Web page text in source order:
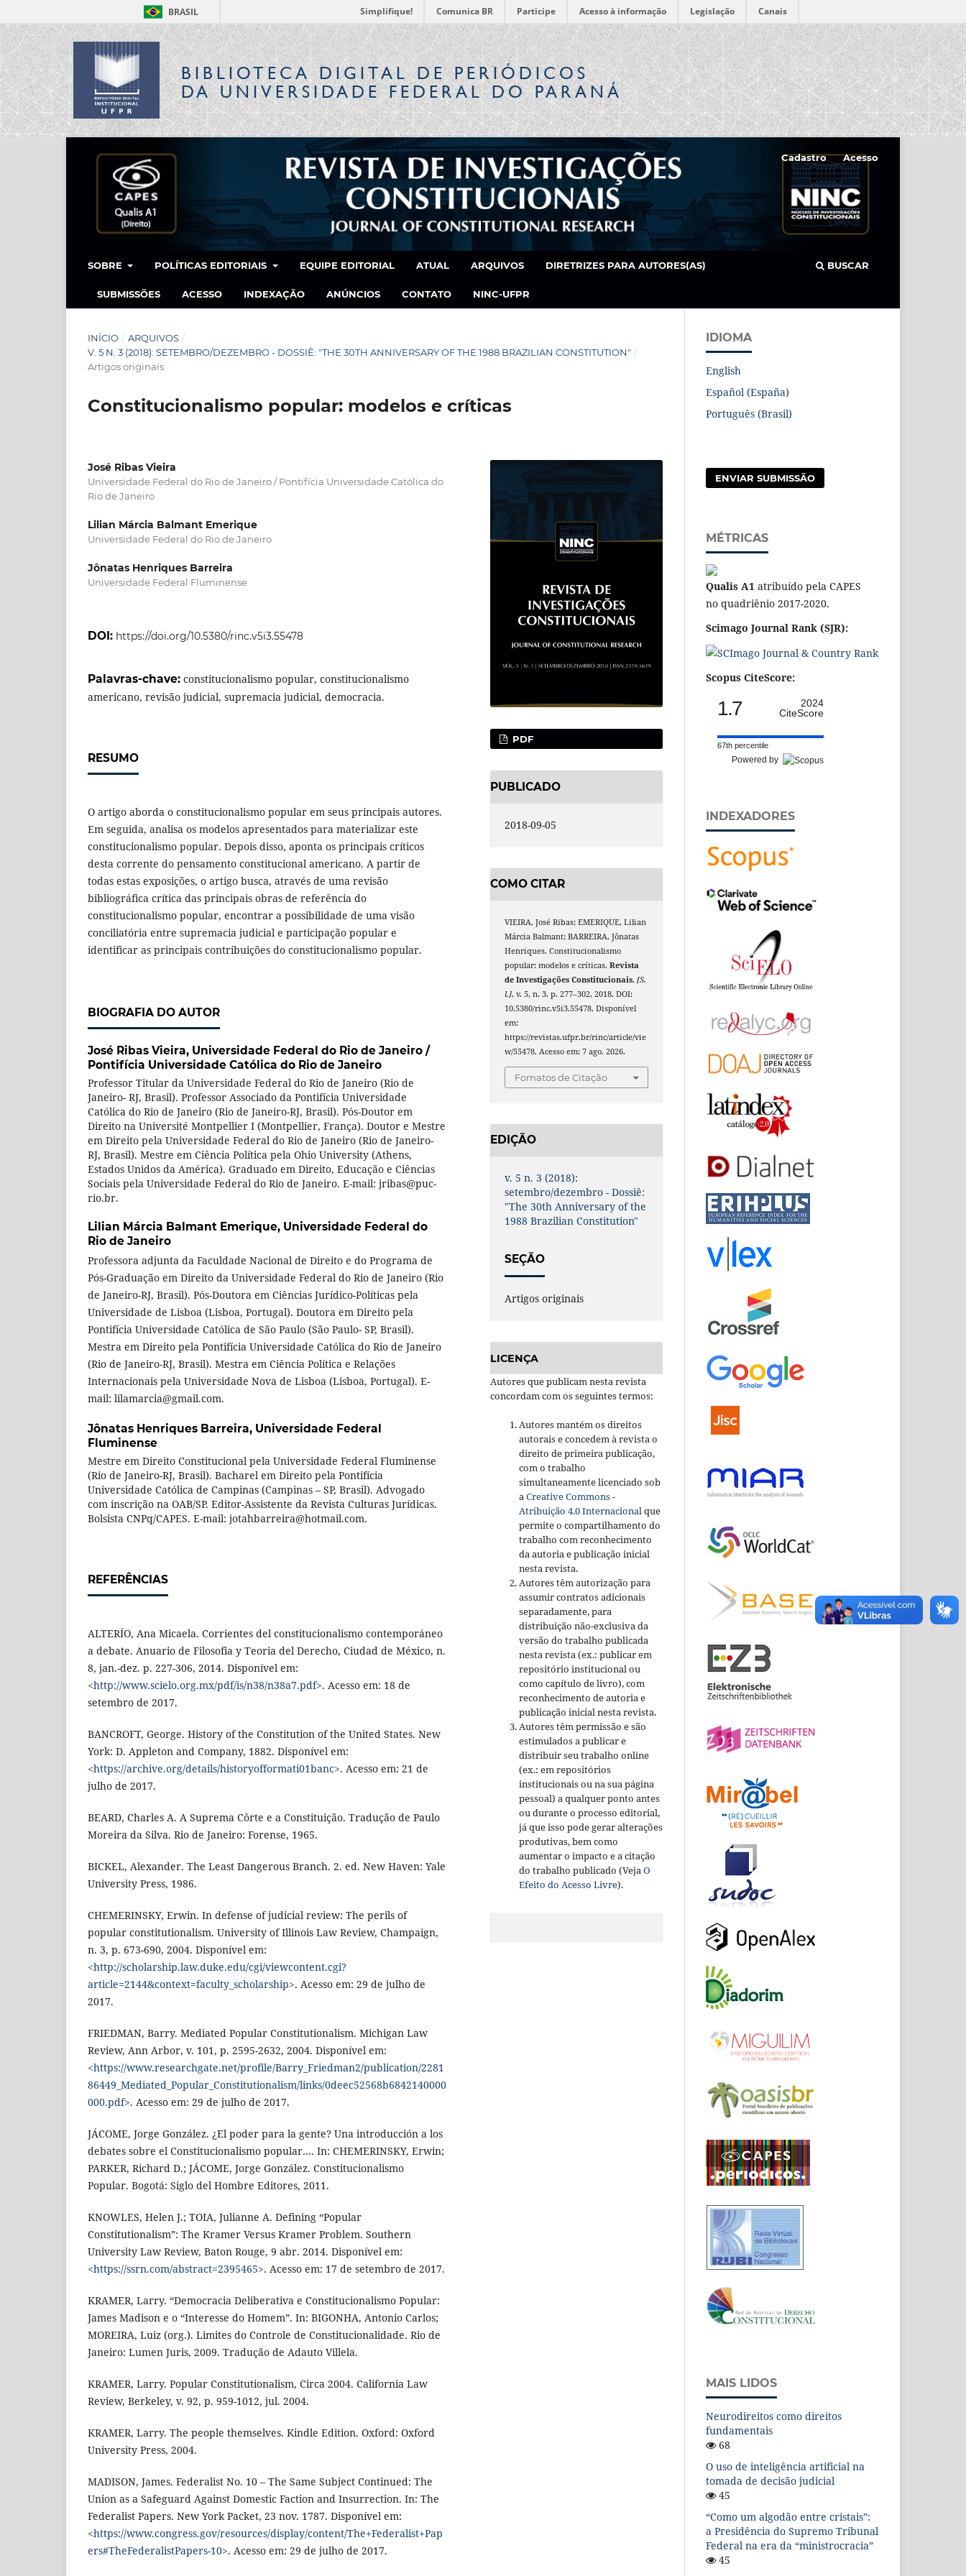
BRASIL Simplifique! Comunica BR Participe Acesso à informação Legislação Canais
BIBLIOTECA DIGITALDE PERIÓDICOS
DA UNIVERSIDADE FEDERAL DO PARANÁ
SOBRE POLÍTICAS EDITORIAIS EQUIPE EDITORIAL ATUAL ARQUIVOS DIRETRIZES PARA AUTORES(AS)
SUBMISSÕES ACESSO INDEXAÇÃO ANÚNCIOS CONTATO NINC-UFPR
BUSCAR
Cadastro Acesso
INÍCIO / ARQUIVOS /
V. 5 N. 3 (2018): SETEMBRO/DEZEMBRO - DOSSIÊ: "THE 30TH ANNIVERSARY OF THE 1988 BRAZILIAN CONSTITUTION" /
Artigos originais
Constitucionalismo popular: modelos e críticas
José Ribas Vieira
Universidade Federal do Rio de Janeiro / Pontifícia Universidade Católica do
Rio de Janeiro
Lilian Márcia Balmant Emerique
Universidade Federal do Rio de Janeiro
Jônatas Henriques Barreira
Universidade Federal Fluminense
DOI: https://doi.org/10.5380/rinc.v5i3.55478
Palavras-chave: constitucionalismo popular, constitucionalismo
americano, revisão judicial, supremacia judicial, democracia.
RESUMO
O artigo aborda o constitucionalismo popular em seus principais autores.
Em seguida, analisa os modelos apresentados para materializar este
constitucionalismo popular. Depois disso, aponta os principais críticos
desta corrente do pensamento constitucional americano. A partir de
todas estas exposições, o artigo busca, através de uma revisão
bibliográfica crítica das principais obras de referência do
constitucionalismo popular, encontrar a possibilidade de uma visão
conciliatória entre supremacia judicial e participação popular e
identificar as principais contribuições do constitucionalismo popular.
BIOGRAFIA DO AUTOR
José Ribas Vieira, Universidade Federal do Rio de Janeiro /
Pontifícia Universidade Católica do Rio de Janeiro
Professor Titular da Universidade Federal do Rio de Janeiro (Rio de
Janeiro- RJ, Brasil). Professor Associado da Pontifícia Universidade
Católica do Rio de Janeiro (Rio de Janeiro-RJ, Brasil). Pós-Doutor em
Direito na Université Montpellier I (Montpellier, França). Doutor e Mestre
em Direito pela Universidade Federal do Rio de Janeiro (Rio de Janeiro-
RJ, Brasil). Mestre em Ciência Política pela Ohio University (Athens,
Estados Unidos da América). Graduado em Direito, Educação e Ciências
Sociais pela Universidade Federal do Rio de Janeiro. E-mail: jribas@puc-
rio.br.
Lilian Márcia Balmant Emerique, Universidade Federal do
Rio de Janeiro
Professora adjunta da Faculdade Nacional de Direito e do Programa de
Pós-Graduação em Direito da Universidade Federal do Rio de Janeiro (Rio
de Janeiro-RJ, Brasil). Pós-Doutora em Ciências Jurídico-Políticas pela
Universidade de Lisboa (Lisboa, Portugal). Doutora em Direito pela
Pontifícia Universidade Católica de São Paulo (São Paulo- SP, Brasil).
Mestra em Direito pela Pontifícia Universidade Católica do Rio de Janeiro
(Rio de Janeiro-RJ, Brasil). Mestra em Ciência Política e Relações
Internacionais pela Universidade Nova de Lisboa (Lisboa, Portugal). E-
mail: lilamarcia@gmail.com.
Jônatas Henriques Barreira, Universidade Federal
Fluminense
Mestre em Direito Constitucional pela Universidade Federal Fluminense
(Rio de Janeiro-RJ, Brasil). Bacharel em Direito pela Pontifícia
Universidade Católica de Campinas (Campinas – SP, Brasil). Advogado
com inscrição na OAB/SP. Editor-Assistente da Revista Culturas Jurídicas.
Bolsista CNPq/CAPES. E-mail: jotahbarreira@hotmail.com.
REFERÊNCIAS
ALTERÍO, Ana Micaela. Corrientes del constitucionalismo contemporáneo
a debate. Anuario de Filosofia y Teoria del Derecho, Ciudad de México, n.
8, jan.-dez. p. 227-306, 2014. Disponível em:
<http://www.scielo.org.mx/pdf/is/n38/n38a7.pdf>. Acesso em: 18 de
setembro de 2017.
BANCROFT, George. History of the Constitution of the United States. New
York: D. Appleton and Company, 1882. Disponível em:
<https://archive.org/details/historyofformati01banc>. Acesso em: 21 de
julho de 2017.
BEARD, Charles A. A Suprema Côrte e a Constituição. Tradução de Paulo
Moreira da Silva. Rio de Janeiro: Forense, 1965.
BICKEL, Alexander. The Least Dangerous Branch. 2. ed. New Haven: Yale
University Press, 1986.
CHEMERINSKY, Erwin. In defense of judicial review: The perils of
popular constitutionalism. University of Illinois Law Review, Champaign,
n. 3, p. 673-690, 2004. Disponível em:
<http://scholarship.law.duke.edu/cgi/viewcontent.cgi?
article=2144&context=faculty_scholarship>. Acesso em: 29 de julho de
2017.
FRIEDMAN, Barry. Mediated Popular Constitutionalism. Michigan Law
Review, Ann Arbor, v. 101, p. 2595-2632, 2004. Disponível em:
<https://www.researchgate.net/profile/Barry_Friedman2/publication/2281
86449_Mediated_Popular_Constitutionalism/links/0deec52568b6842140000
000.pdf>. Acesso em: 29 de julho de 2017.
JÁCOME, Jorge González. ¿El poder para la gente? Una introducción a los
debates sobre el Constitucionalismo popular…. In: CHEMERINSKY, Erwin;
PARKER, Richard D.; JÁCOME, Jorge González. Constitucionalismo
Popular. Bogotá: Siglo del Hombre Editores, 2011.
KNOWLES, Helen J.; TOIA, Julianne A. Defining “Popular
Constitutionalism”: The Kramer Versus Kramer Problem. Southern
University Law Review, Baton Rouge, 9 abr. 2014. Disponível em:
<https://ssrn.com/abstract=2395465>. Acesso em: 17 de setembro de 2017.
KRAMER, Larry. “Democracia Deliberativa e Constitucionalismo Popular:
James Madison e o “Interesse do Homem”. In: BIGONHA, Antonio Carlos;
MOREIRA, Luiz (org.). Limites do Controle de Constitucionalidade. Rio de
Janeiro: Lumen Juris, 2009. Tradução de Adauto Villela.
KRAMER, Larry. Popular Constitutionalism, Circa 2004. California Law
Review, Berkeley, v. 92, p. 959-1012, jul. 2004.
KRAMER, Larry. The people themselves. Kindle Edition. Oxford: Oxford
University Press, 2004.
MADISON, James. Federalist No. 10 – The Same Subject Continued: The
Union as a Safeguard Against Domestic Faction and Insurrection. In: The
Federalist Papers. New York Packet, 23 nov. 1787. Disponível em:
<https://www.congress.gov/resources/display/content/The+Federalist+Pap
ers#TheFederalistPapers-10>. Acesso em: 29 de julho de 2017.
PDF
PUBLICADO
2018-09-05
COMO CITAR
VIEIRA, José Ribas; EMERIQUE, Lilian
Márcia Balmant; BARREIRA, Jônatas
Henriques. Constitucionalismo
popular: modelos e críticas.Revista
de Investigações Constitucionais,[S.
l.], v. 5, n. 3, p. 277–302, 2018. DOI:
10.5380/rinc.v5i3.55478. Disponível
em:
https://revistas.ufpr.br/rinc/article/vie
w/55478. Acesso em: 7 ago. 2026.
Fomatos de Citação
EDIÇÃO
v. 5 n. 3 (2018):
setembro/dezembro - Dossiê:
"The 30th Anniversary of the
1988 Brazilian Constitution"
SEÇÃO
Artigos originais
LICENÇA
Autores que publicam nesta revista
concordam com os seguintes termos:
Autores mantém os direitos
autorais e concedem à revista o
direito de primeira publicação,
com o trabalho
simultaneamente licenciado sob
aCreative Commons -
Atribuição 4.0 Internacionalque
permite o compartilhamento do
trabalho com reconhecimento
da autoria e publicação inicial
nesta revista.
Autores têm autorização para
assumir contratos adicionais
separadamente, para
distribuição não-exclusiva da
versão do trabalho publicada
nesta revista (ex.: publicar em
repositório institucional ou
como capítulo de livro), com
reconhecimento de autoria e
publicação inicial nesta revista.
Autores têm permissão e são
estimulados a publicar e
distribuir seu trabalho online
(ex.: em repositórios
institucionais ou na sua página
pessoal) a qualquer ponto antes
ou durante o processo editorial,
já que isso pode gerar alterações
produtivas, bem como
aumentar o impacto e a citação
do trabalho publicado (VejaO
Efeito do Acesso Livre).
IDIOMA
English
Español (España)
Português (Brasil)
ENVIAR SUBMISSÃO
MÉTRICAS
Qualis A1 atribuído pela CAPES
no quadriênio 2017-2020.
Scimago Journal Rank (SJR):
Scopus CiteScore:
1.7
2024
CiteScore
67th percentile
Powered by
INDEXADORES
MAIS LIDOS
Neurodireitos como direitos
fundamentais
68
O uso de inteligência artificial na
tomada de decisão judicial
45
“Como um algodão entre cristais”:
a Presidência do Supremo Tribunal
Federal na era da “ministrocracia”
45